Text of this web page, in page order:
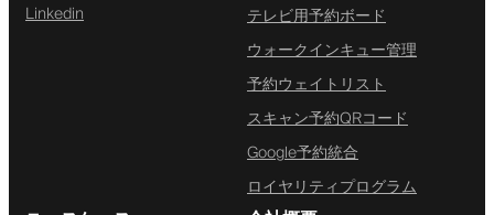
Linkedin
テレビ用予約ボード
ウォークインキュー管理
予約ウェイトリスト
スキャン予約QRコード
Google予約統合
ロイヤリティプログラム